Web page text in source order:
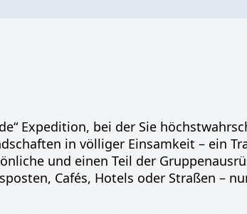
Expedition, bei der Sie
in völliger Einsamkeit – ein
und einen Teil der
Cafés, Hotels oder Straßen –